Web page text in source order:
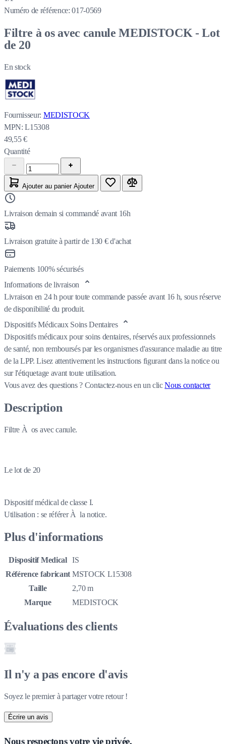
Numéro de référence: 017-0569
Filtre à os avec canule MEDISTOCK - Lot
de 20
En stock
Fournisseur: MEDISTOCK
MPN: L15308
49,55 €
Quantité
Ajouter au panier Ajouter
Livraison demain si commandé avant 16h
Livraison gratuite à partir de 130 € d'achat
Paiements 100% sécurisés
Informations de livraison
Livraison en 24 h pour toute commande passée avant 16 h, sous réserve
de disponibilité du produit.
Dispositifs Médicaux Soins Dentaires
Dispositifs médicaux pour soins dentaires, réservés aux professionnels
de santé, non remboursés par les organismes d'assurance maladie au titre
de la LPP. Lisez attentivement les instructions figurant dans la notice ou
sur l'étiquetage avant toute utilisation.
Vous avez des questions ? Contactez-nous en un clicNous contacter
Description
Filtre À os avec canule.
Le lot de 20
Dispositif médical de classe I.
Utilisation : se référer À la notice.
Plus d'informations
Dispositif Medical
IS
Référence fabricant MSTOCK L15308
Taille
2,70 m
Marque
MEDISTOCK
Évaluations des clients
Il n'y a pas encore d'avis
Soyez le premier à partager votre retour !
Écrire un avis
Nous respectons votre vie privée.